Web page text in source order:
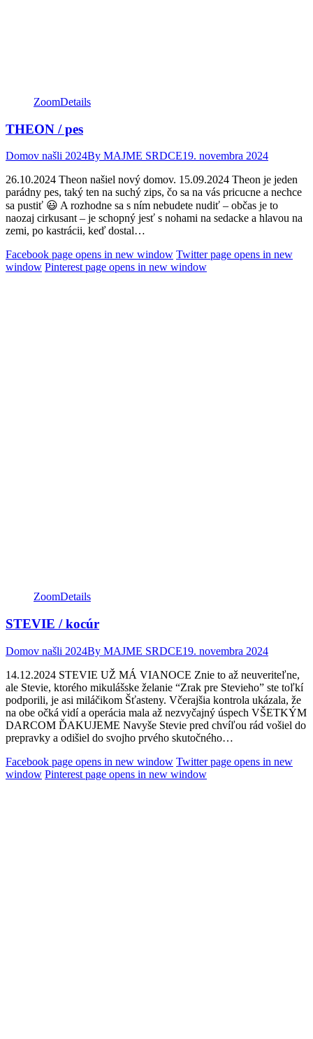
ZoomDetails
THEON / pes
Domov našli 2024By MAJME SRDCE19. novembra 2024
26.10.2024 Theon našiel nový domov. 15.09.2024 Theon je jeden
parádny pes, taký ten na suchý zips, čo sa na vás pricucne a nechce
sa pustiť 😃 A rozhodne sa s ním nebudete nudiť – občas je to
naozaj cirkusant – je schopný jesť s nohami na sedacke a hlavou na
zemi, po kastrácii, keď dostal…
Facebook page opens in new window Twitter page opens in new
window Pinterest page opens in new window
ZoomDetails
STEVIE / kocúr
Domov našli 2024By MAJME SRDCE19. novembra 2024
14.12.2024 STEVIE UŽ MÁ VIANOCE Znie to až neuveriteľne,
ale Stevie, ktorého mikulášske želanie “Zrak pre Stevieho” ste toľkí
podporili, je asi miláčikom Šťasteny. Včerajšia kontrola ukázala, že
na obe očká vidí a operácia mala až nezvyčajný úspech VŠETKÝM
DARCOM ĎAKUJEME Navyše Stevie pred chvíľou rád vošiel do
prepravky a odišiel do svojho prvého skutočného…
Facebook page opens in new window Twitter page opens in new
window Pinterest page opens in new window